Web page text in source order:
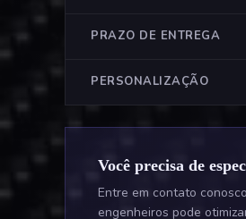
PRAZO DE ENTREGA
PERSONALIZAÇÃO
Você precisa de
Entre em contato
engenheiros pode